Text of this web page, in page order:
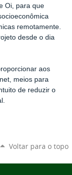
Oi, para que
remotamente.
desde o dia
aos
meios para
de reduzir o
Voltar para o topo